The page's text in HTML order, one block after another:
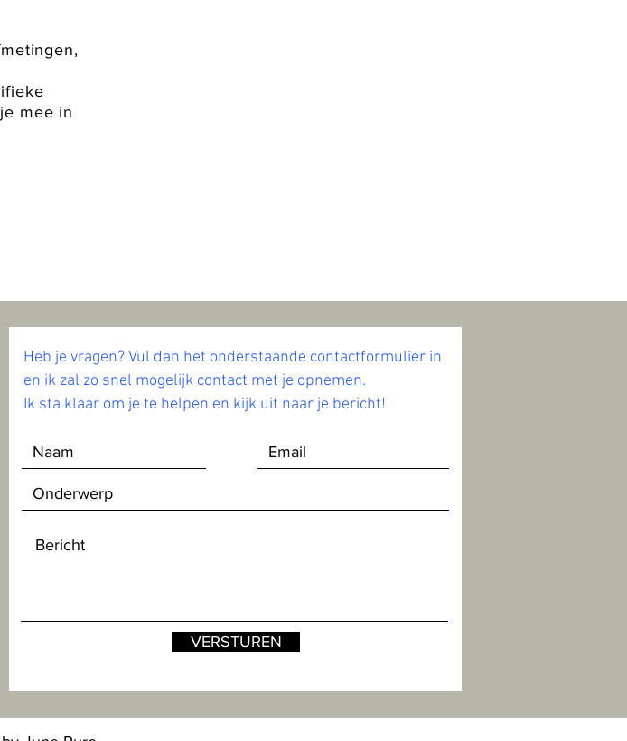
mee in
Heb je vragen? Vul dan het onderstaande contactformulier in
en ik zal zo snel mogelijk contact met je opnemen.
Ik sta klaar om je te helpen en kijk uit naar je bericht!
VERSTUREN